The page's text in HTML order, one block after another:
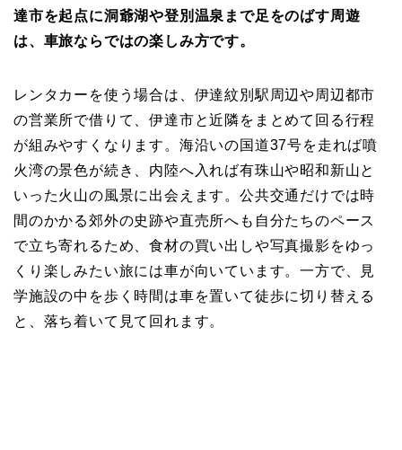
達市を起点に洞爺湖や登別温泉まで足をのばす周遊
は、車旅ならではの楽しみ方です。
レンタカーを使う場合は、伊達紋別駅周辺や周辺都市
の営業所で借りて、伊達市と近隣をまとめて回る行程
が組みやすくなります。海沿いの国道37号を走れば噴
火湾の景色が続き、内陸へ入れば有珠山や昭和新山と
いった火山の風景に出会えます。公共交通だけでは時
間のかかる郊外の史跡や直売所へも自分たちのペース
で立ち寄れるため、食材の買い出しや写真撮影をゆっ
くり楽しみたい旅には車が向いています。一方で、見
学施設の中を歩く時間は車を置いて徒歩に切り替える
と、落ち着いて見て回れます。